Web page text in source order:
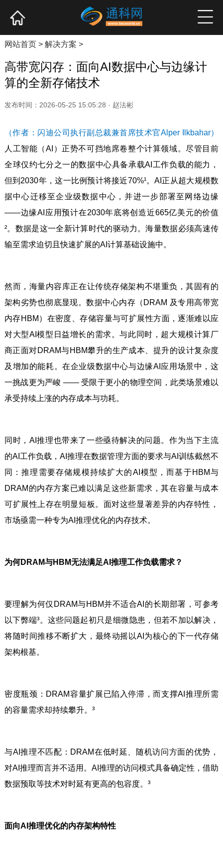
产业资讯 企业新品 高端访谈
网站首页> 解决方案 >
高带宽闪存：面向AI数据中心与边缘计
算的全新存储技术
发布时间：2026-05-25 15:05:28 · 赵法彬
（作者：闪迪公司执行副总裁兼首席技术官Alper Ilkbahar）
人工智能（AI）正势不可挡地席卷整个计算领域。尽管目前
全球仅约七分之一的数据中心具备承载AI工作负载的能力，
但到2030年，这一比例预计将接近70%¹。AI正从超大规模数
据中心迁移至企业级数据中心，并进一步部署至网络边缘
——边缘AI应用预计在2030年底将创造近665亿美元的价值
²。数据是这一全新计算时代的驱动力。海量数据必须高速传
输至需求迫切且快速扩展的AI计算基础设施中。
然而，海量内容库正在让传统存储架构不堪重负，其固有的
架构劣势也彻底显现。数据中心内存（DRAM 及专用高带宽
内存HBM）在密度、存储容量与可扩展性方面，逐渐难以应
对大型AI模型日益增长的需求。与此同时，超大规模计算厂
商正面对DRAM与HBM攀升的生产成本、提升的设计复杂度
及增加的能耗。在企业级数据中心与边缘AI应用场景中，这
一挑战更为严峻 —— 受限于更小的物理空间，此类场景难以
承受持续上涨的内存成本与功耗。
同时，AI推理也带来了一些亟待解决的问题。作为当下主流
的AI工作负载，AI推理在数据管理方面的要求与AI训练截然不
同：推理需要存储规模持续扩大的AI模型，而基于HBM与
DRAM的内存方案已难以满足这些新需求，其在容量与成本
可扩展性上存在明显短板。面对这些显著差异的内存特性，
市场亟需一种专为AI推理优化的内存技术。
为何DRAM与HBM无法满足AI推理工作负载需求？
要理解为何仅DRAM与HBM并不适合AI的长期部署，可参考
以下弊端³。这些问题起初只是细微隐患，但若不加以解决，
将随时间推移不断扩大，最终动摇以AI为核心的下一代存储
架构根基。
密度瓶颈：DRAM容量扩展已陷入停滞，而支撑AI推理所需
的容量需求却持续攀升。³
与AI推理不匹配：DRAM在低时延、随机访问方面的优势，
对AI推理而言并不适用。AI推理的访问模式具备确定性，借助
数据预取等技术对时延有更高的包容度。³
面向AI推理优化的内存架构特性